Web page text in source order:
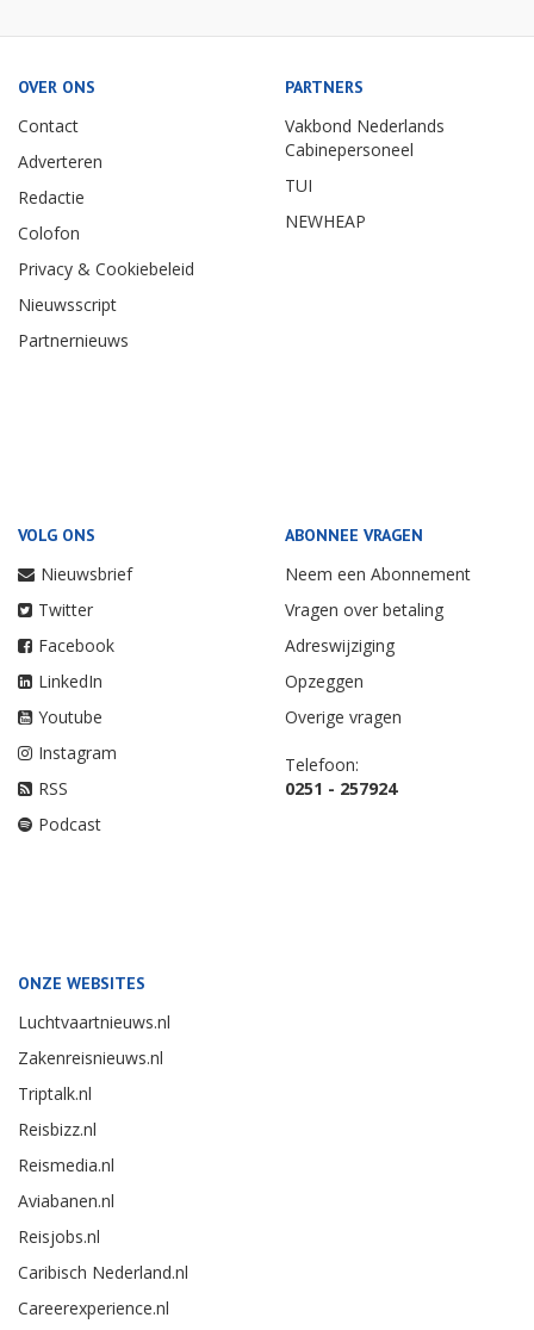
OVER ONS
Contact
Adverteren
Redactie
Colofon
Privacy & Cookiebeleid
Nieuwsscript
Partnernieuws
PARTNERS
Vakbond Nederlands
Cabinepersoneel
TUI
NEWHEAP
VOLG ONS
Nieuwsbrief
Twitter
Facebook
LinkedIn
Youtube
Instagram
RSS
Podcast
ABONNEE VRAGEN
Neem een Abonnement
Vragen over betaling
Adreswijziging
Opzeggen
Overige vragen
Telefoon:
0251 - 257924
ONZE WEBSITES
Luchtvaartnieuws.nl
Zakenreisnieuws.nl
Triptalk.nl
Reisbizz.nl
Reismedia.nl
Aviabanen.nl
Reisjobs.nl
Caribisch Nederland.nl
Careerexperience.nl